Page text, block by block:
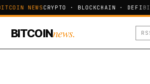
NEWSCRYPTO · BLOCKCHAIN · DEFI
BITCOINnews.